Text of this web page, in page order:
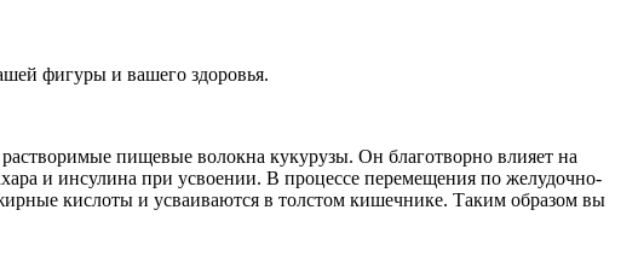
фигуры и вашего здоровья.
пищевые волокна кукурузы. Он благотворно влияет на
и инсулина при усвоении. В процессе перемещения по желудочно-
кислоты и усваиваются в толстом кишечнике. Таким образом вы